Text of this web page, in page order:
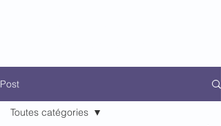
Post
Toutes catégories